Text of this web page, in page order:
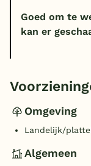
Goed om te
kan er
Omgeving
Landelijk/
Algemeen